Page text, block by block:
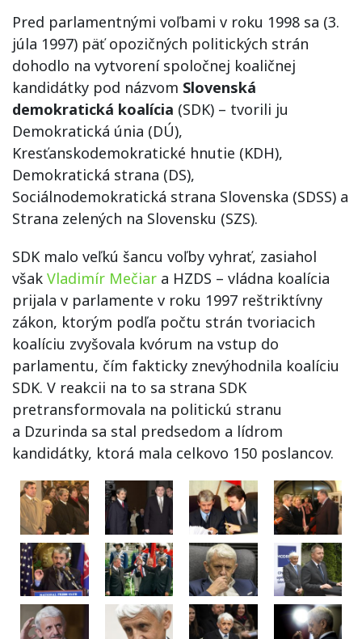
Pred parlamentnými voľbami v roku 1998 sa (3.
júla 1997) päť opozičných politických strán
dohodlo na vytvorení spoločnej koaličnej
kandidátky pod názvom Slovenská
demokratická koalícia (SDK) – tvorili ju
Demokratická únia (DÚ),
Kresťanskodemokratické hnutie (KDH),
Demokratická strana (DS),
Sociálnodemokratická strana Slovenska (SDSS) a
Strana zelených na Slovensku (SZS).
SDK malo veľkú šancu voľby vyhrať, zasiahol
však Vladimír Mečiar a HZDS – vládna koalícia
prijala v parlamente v roku 1997 reštriktívny
zákon, ktorým podľa počtu strán tvoriacich
koalíciu zvyšovala kvórum na vstup do
parlamentu, čím fakticky znevýhodnila koalíciu
SDK. V reakcii na to sa strana SDK
pretransformovala na politickú stranu
a Dzurinda sa stal predsedom a lídrom
kandidátky, ktorá mala celkovo 150 poslancov.